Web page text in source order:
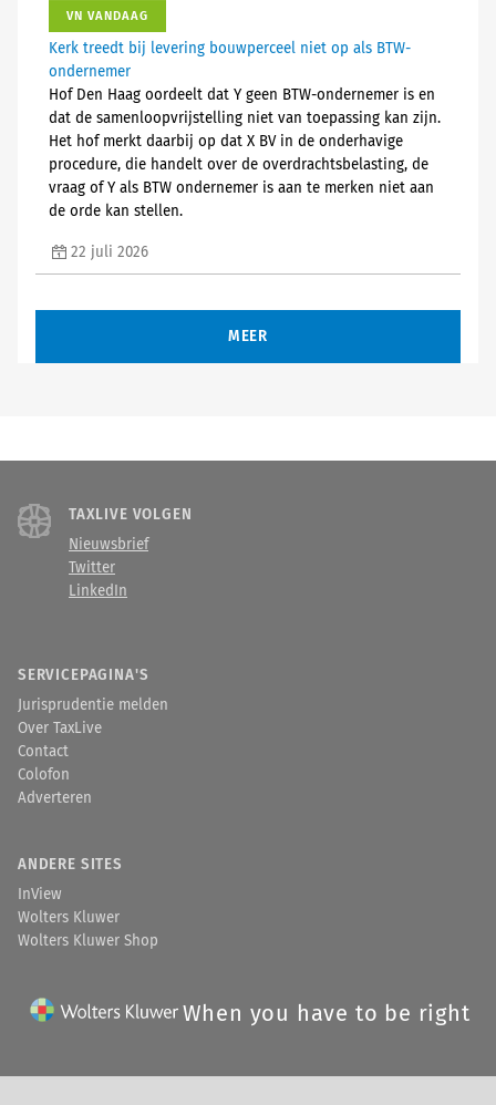
VN VANDAAG
Kerk treedt bij levering bouwperceel niet op als BTW-
ondernemer
Hof Den Haag oordeelt dat Y geen BTW-ondernemer is en
dat de samenloopvrijstelling niet van toepassing kan zijn.
Het hof merkt daarbij op dat X BV in de onderhavige
procedure, die handelt over de overdrachtsbelasting, de
vraag of Y als BTW ondernemer is aan te merken niet aan
de orde kan stellen.
22 juli 2026
MEER
TAXLIVE VOLGEN
Nieuwsbrief
Twitter
LinkedIn
SERVICEPAGINA'S
Jurisprudentie melden
Over TaxLive
Contact
Colofon
Adverteren
ANDERE SITES
InView
Wolters Kluwer
Wolters Kluwer Shop
When you have to be right